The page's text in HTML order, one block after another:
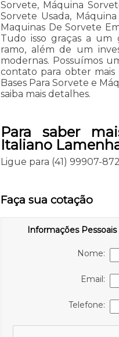
Sorvete, Máquina
Sorvete Usada,
Maquinas De Sorvete
Tudo isso graças a um
ramo, além de um
modernas. Possuímos
contato para obter mais
Bases Para Sorvete e
saiba mais detalhes.
Para saber
Italiano
Ligue para (41) 99907-
Faça sua cotação
Informações Pessoais
Nome:
Email:
Telefone: